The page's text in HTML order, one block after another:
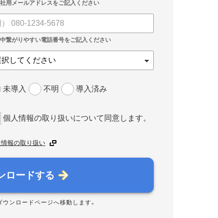
未導入 不明 導入済み
個人情報の取り扱いについて同意します。
報の取り扱い
ロードする
ウンロードページへ移動します。